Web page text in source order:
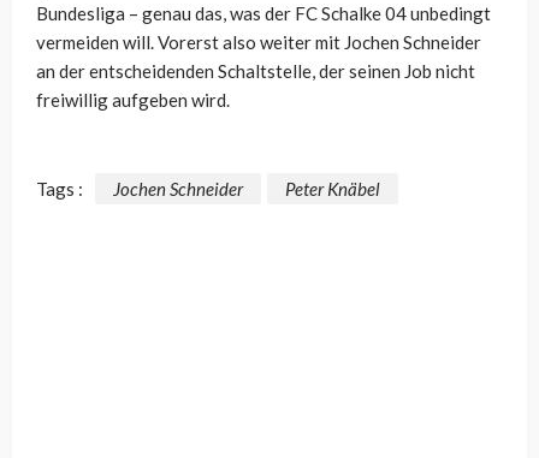
Bundesliga – genau das, was der FC Schalke 04 unbedingt
vermeiden will. Vorerst also weiter mit Jochen Schneider
an der entscheidenden Schaltstelle, der seinen Job nicht
freiwillig aufgeben wird.
Tags : Jochen Schneider Peter Knäbel